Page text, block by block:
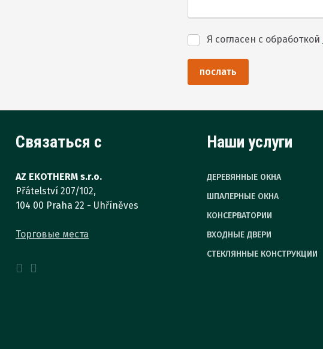
Я согласен с обработкой
послать
nepodařilo
Связаться с
AZ EKOTHERM s.r.o.
Přátelství 207/102,
104 00 Praha 22 - Uhříněves
Торговые места
Наши услуги
ДЕРЕВЯННЫЕ ОКНА
ШПАЛЕРНЫЕ ОКНА
КОНСЕРВАТОРИИ
ВХОДНЫЕ ДВЕРИ
СТЕКЛЯННЫЕ КОНСТРУКЦИИ